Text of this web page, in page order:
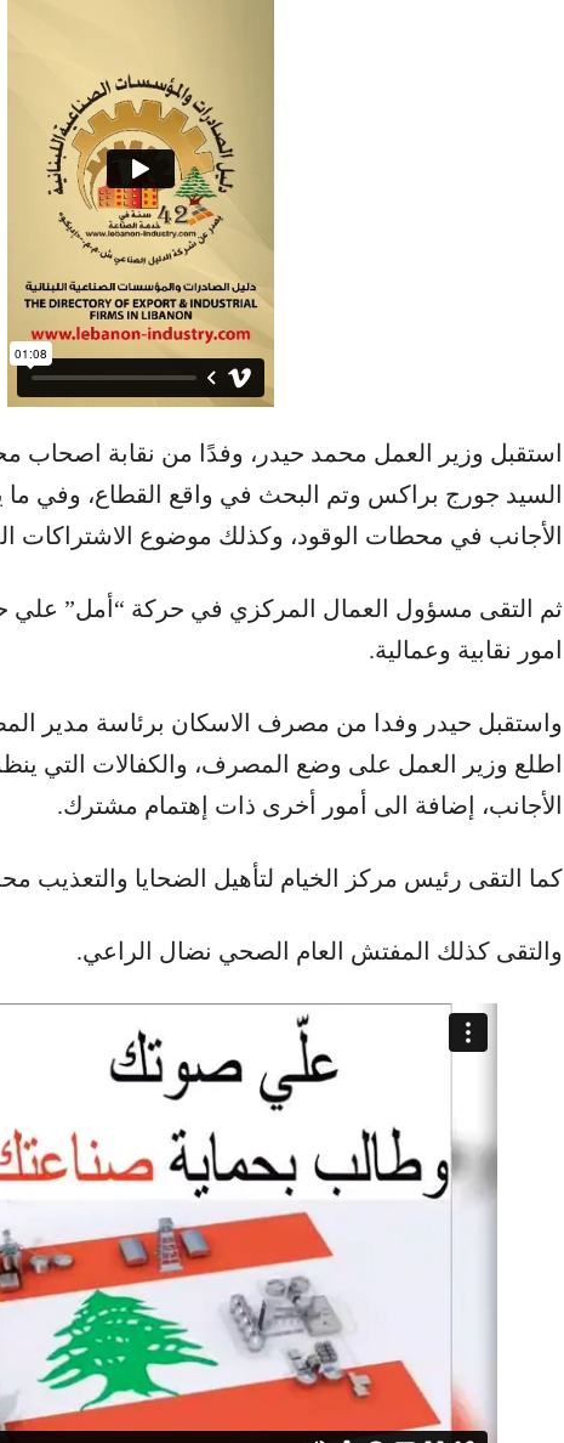
استقبل وزير العمل محمد حيدر، وفدًا من نقابة اصحاب
السيد جورج براكس وتم البحث في واقع القطاع، وفي ما
الأجانب في محطات الوقود، وكذلك موضوع الاشتراكات
ثم التقى مسؤول العمال المركزي في حركة “أمل”
امور نقابية وعمالية.
واستقبل حيدر وفدا من مصرف الاسكان برئاسة مدير
اطلع وزير العمل على وضع المصرف، والكفالات التي
الأجانب، إضافة الى أمور أخرى ذات إهتمام مشترك.
كما التقى رئيس مركز الخيام لتأهيل الضحايا والتعذيب
والتقى كذلك المفتش العام الصحي نضال الراعي.